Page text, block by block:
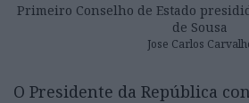
Primeiro Conselho de Estado
de Sousa
Jose Carlos
O Presidente da República